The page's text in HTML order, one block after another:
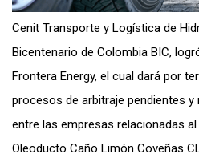
Cenit Transporte y Logística de
Bicentenario de Colombia BIC,
Frontera Energy, el cual dará por
procesos de arbitraje pendientes
entre las empresas relacionadas
Oleoducto Caño Limón Coveñas